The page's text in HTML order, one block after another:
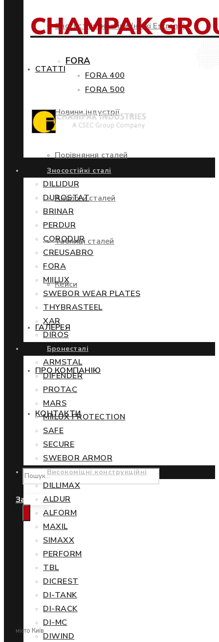
Зносостійкі кромки (ножі Estrong)
СТАТТІ
Новини індустрії
Порівняння сталей
Аналоги сталей
Таблиці сталей
Кейси
ГАЛЕРЕЯ
ПРО КОМПАНІЮ
КОНТАКТИ
Замовити
місто Київ
CHAMPAK
FORA
FORA 400
FORA 500
Зносостійкі сталі
DILLIDUR
DUROSTAT
BRINAR
PERDUR
CORODUR
CREUSABRO
FORA
MIILUX
SWEBOR WEAR PLATES
THYBRASTEEL
XAR
DIROS
Бронесталі
ARMSTAL
DIFENDER
PROTAC
MARS
MIILUX PROTECTION
SAFE
SECURE
SWEBOR ARMOR
Високоміцні конструкційні
DILLIMAX
ALDUR
ALFORM
MAXIL
SIMAXX
PERFORM
TBL
DICREST
DI-TANK
DI-RACK
DI-MC
DIWIND